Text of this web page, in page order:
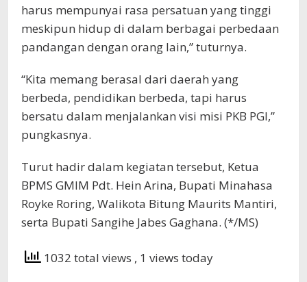
harus mempunyai rasa persatuan yang tinggi
meskipun hidup di dalam berbagai perbedaan
pandangan dengan orang lain,” tuturnya.
“Kita memang berasal dari daerah yang
berbeda, pendidikan berbeda, tapi harus
bersatu dalam menjalankan visi misi PKB PGI,”
pungkasnya.
Turut hadir dalam kegiatan tersebut, Ketua
BPMS GMIM Pdt. Hein Arina, Bupati Minahasa
Royke Roring, Walikota Bitung Maurits Mantiri,
serta Bupati Sangihe Jabes Gaghana. (*/MS)
1032 total views , 1 views today